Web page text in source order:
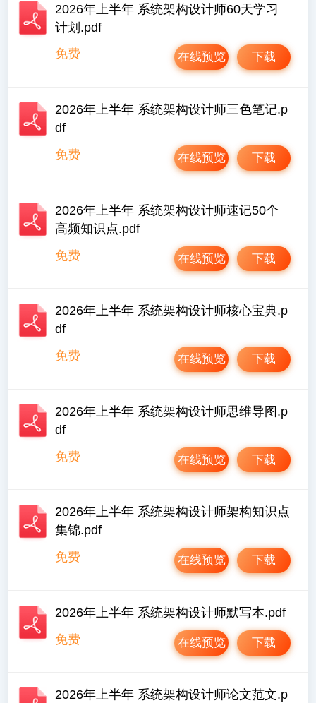
2026年上半年 系统架构设计师60天学习
计划.pdf
免费
下载
在线预览
2026年上半年 系统架构设计师三色笔记.p
df
免费
下载
在线预览
2026年上半年 系统架构设计师速记50个
高频知识点.pdf
免费
下载
在线预览
2026年上半年 系统架构设计师核心宝典.p
df
免费
下载
在线预览
2026年上半年 系统架构设计师思维导图.p
df
免费
下载
在线预览
2026年上半年 系统架构设计师架构知识点
集锦.pdf
免费
下载
在线预览
2026年上半年 系统架构设计师默写本.pdf
免费
下载
在线预览
2026年上半年 系统架构设计师论文范文.p